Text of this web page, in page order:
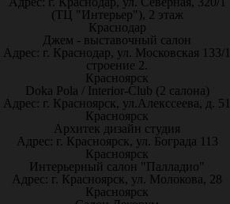
(ТЦ "Интерьер"), 2 этаж
Краснодар
Джем - выставочный салон
Адрес: г. Краснодар, ул. Московская 133/1
строение 2.
Красноярск
Doka Pola / Interior-Club (2 салона)
Адрес: г. Красноярск, ул.Алекссеева, д. 51
Красноярск
Архитек дизайн студия
Адрес: г. Красноярск, ул. Бограда 113
Красноярск
Интерьерный салон "Палладио"
Адрес: г. Красноярск, ул. Молокова, 28
Красноярск